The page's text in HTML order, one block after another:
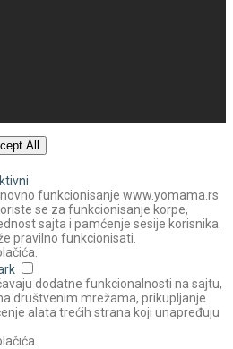
All
funkcionisanje www.yomama.rs
se za funkcionisanje korpe,
sajta i pamćenje sesije korisnika.
pravilno funkcionisati.
dodatne funkcionalnosti na sajtu,
društvenim mrežama, prikupljanje
alata trećih strana koji unapređuju